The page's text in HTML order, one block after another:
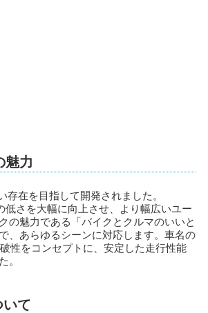
魅力
存在を目指して開発されました。
さを大幅に向上させ、より幅広いユー
の魅力である「バイクとクルマのいいと
、あらゆるシーンに対応します。車名の
性をコンセプトに、安定した走行性能
。
て